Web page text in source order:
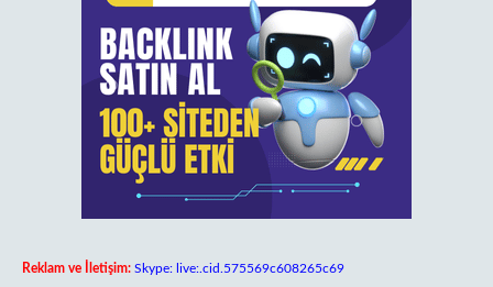
Reklam ve İletişim: Skype: live:.cid.575569c608265c69